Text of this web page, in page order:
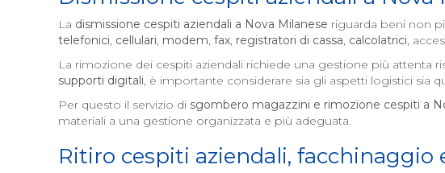
La dismissione cespiti aziendali a Nova Milanese riguarda beni non
telefonici, cellulari, modem, fax, registratori di cassa, calcolatrici,
La rimozione dei cespiti aziendali richiede una gestione più attenta
supporti digitali, è importante considerare sia gli aspetti logistici sia
Per questo il servizio di sgombero magazzini e rimozione cespiti a
materiali a una gestione organizzata e più adeguata.
Ritiro cespiti aziendali, facchinaggio